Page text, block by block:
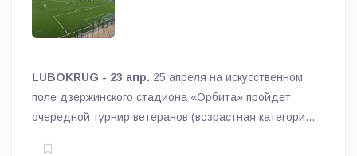
LUBOKRUG - 23 апр. 25 апреля на искусственном
поле дзержинского стадиона «Орбита» пройдет
очередной турнир ветеранов (возрастная категория